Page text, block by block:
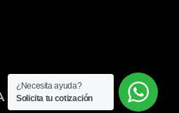
LIMA 2026
¿Necesita ayuda?
Solicita tu cotización